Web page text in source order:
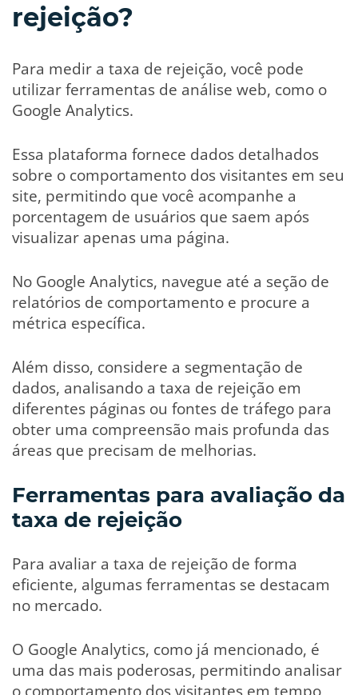
rejeição?
Para medir a taxa de rejeição, você pode
utilizar ferramentas de análise web, como o
Google Analytics.
Essa plataforma fornece dados detalhados
sobre o comportamento dos visitantes em seu
site, permitindo que você acompanhe a
porcentagem de usuários que saem após
visualizar apenas uma página.
No Google Analytics, navegue até a seção de
relatórios de comportamento e procure a
métrica específica.
Além disso, considere a segmentação de
dados, analisando a taxa de rejeição em
diferentes páginas ou fontes de tráfego para
obter uma compreensão mais profunda das
áreas que precisam de melhorias.
Ferramentas para avaliação da
taxa de rejeição
Para avaliar a taxa de rejeição de forma
eficiente, algumas ferramentas se destacam
no mercado.
O Google Analytics, como já mencionado, é
uma das mais poderosas, permitindo analisar